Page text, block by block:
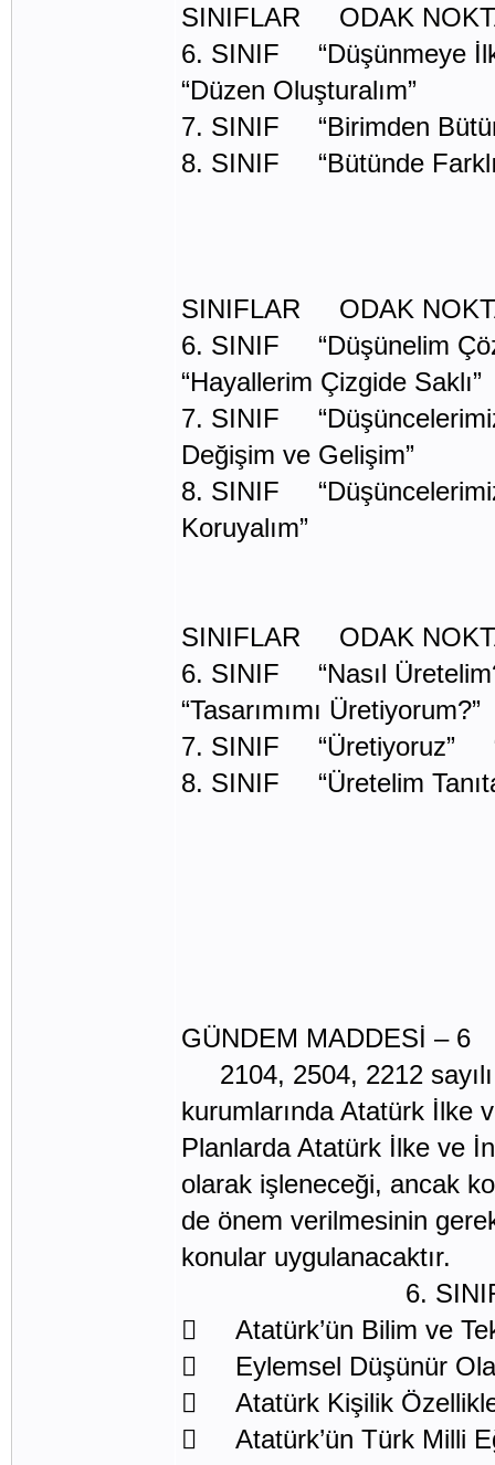
SINIFLAR ODAK
6. SINIF “Düşünmeye
“Düzen Oluşturalım”
7. SINIF “Birimden
8. SINIF “Bütünde
SINIFLAR ODAK
6. SINIF “Düşünelim
“Hayallerim Çizgide Saklı”
7. SINIF
Değişim ve Gelişim”
8. SINIF
Koruyalım”
SINIFLAR ODAK
6. SINIF “Nasıl
“Tasarımımı Üretiyorum?”
7. SINIF “Üretiyoruz”
8. SINIF “Üretelim
GÜNDEM MADDESİ – 6
2104, 2504, 2212
kurumlarında Atatürk İlke
Planlarda Atatürk İlke ve
olarak işleneceği, ancak
de önem verilmesinin
konular uygulanacaktır.
6.
 Atatürk’ün Bilim ve
 Eylemsel Düşünür
 Atatürk Kişilik
 Atatürk’ün Türk Milli